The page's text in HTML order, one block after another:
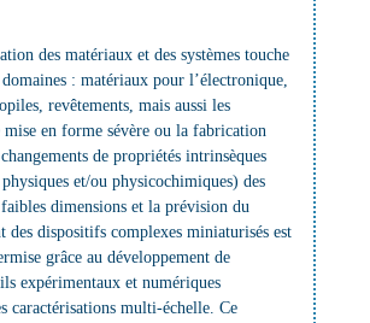
des matériaux et des systèmes touche
: matériaux pour l’électronique,
revêtements, mais aussi les
mise en forme sévère ou la fabrication
de propriétés intrinsèques
et/ou physicochimiques) des
dimensions et la prévision du
des dispositifs complexes miniaturisés est
grâce au développement de
expérimentaux et numériques
caractérisations multi-échelle. Ce